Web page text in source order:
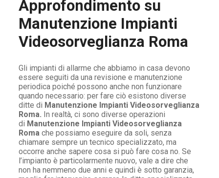
Approfondimento su
Manutenzione Impianti
Videosorveglianza Roma
Gli impianti di allarme che abbiamo in casa devono
essere seguiti da una revisione e manutenzione
periodica poiché possono anche non funzionare
quando necessario: per fare ciò esistono diverse
ditte di Manutenzione Impianti Videosorveglianza
Roma. In realtà, ci sono diverse operazioni
di Manutenzione Impianti Videosorveglianza
Roma che possiamo eseguire da soli, senza
chiamare sempre un tecnico specializzato, ma
occorre anche sapere cosa si può fare cosa no. Se
l’impianto è particolarmente nuovo, vale a dire che
non ha nemmeno due anni e quindi è sotto garanzia,